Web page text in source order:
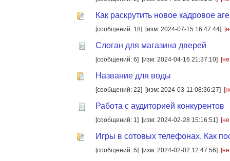
Как раскрутить новое кадровое
[сообщений: 18] [изм: 2024-07-15 16:47:44]
Слоган для магазина дверей
[сообщений: 6] [изм: 2024-04-16 21:37:10]
Название для воды
[сообщений: 22] [изм: 2024-03-11 08:36:27]
Работа с аудиторией конкурентов
[сообщений: 1] [изм: 2024-02-28 15:16:51]
Игры в сотовых телефонах. Как
[сообщений: 5] [изм: 2024-02-02 12:47:56]